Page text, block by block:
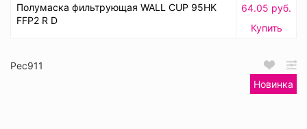
Полумаска фильтрующая WALL CUP 95HK
FFP2 R D
64.05 руб.
Купить
Рес911
Новинка